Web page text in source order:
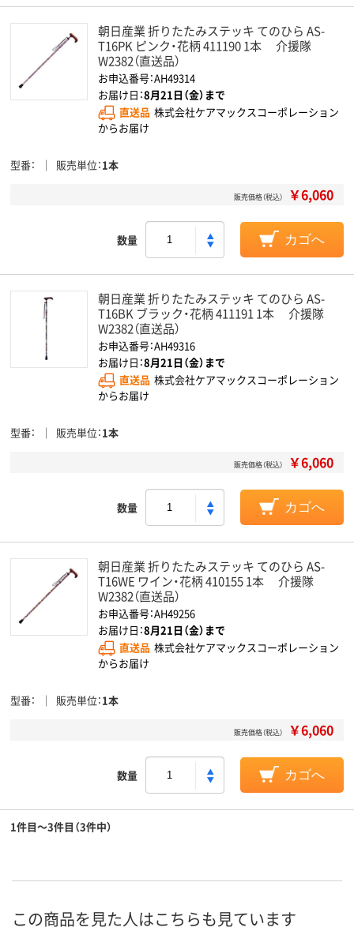
朝日産業 折りたたみステッキ てのひら AS-
T16PK ピンク・花柄 411190 1本 介援隊
W2382（直送品）
お申込番号：AH49314
お届け日：8月21日（金）まで
直送品 株式会社ケアマックスコーポレーション
からお届け
型番 販売単位 1本
販売価格（税込） ￥6,060
数量 カゴへ
朝日産業 折りたたみステッキ てのひら AS-
T16BK ブラック・花柄 411191 1本 介援隊
W2382（直送品）
お申込番号：AH49316
お届け日：8月21日（金）まで
直送品 株式会社ケアマックスコーポレーション
からお届け
型番 販売単位 1本
販売価格（税込） ￥6,060
数量 カゴへ
朝日産業 折りたたみステッキ てのひら AS-
T16WE ワイン・花柄 410155 1本 介援隊
W2382（直送品）
お申込番号：AH49256
お届け日：8月21日（金）まで
直送品 株式会社ケアマックスコーポレーション
からお届け
型番 販売単位 1本
販売価格（税込） ￥6,060
数量 カゴへ
1件目～3件目（3件中）
この商品を見た人はこちらも見ています